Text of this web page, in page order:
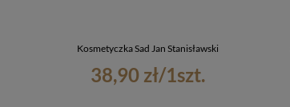
Kosmetyczka Sad Jan Stanisławski
38,90 zł/1szt.